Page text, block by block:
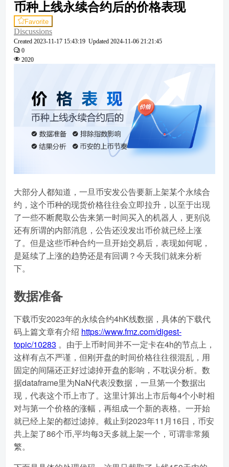
币种上线永续合约后的价格表现
Favorite
Discussions
Created 2023-11-17 15:43:19 Updated 2024-11-06 21:21:45
0
2020
大部分人都知道，一旦币安发公告要新上架某个永续合
约，这个币种的现货价格往往会立即拉升，以至于出现
了一些不断爬取公告来第一时间买入的机器人，更别说
还有所谓的内部消息，公告还没发出币价就已经上涨
了。但是这些币种合约一旦开始交易后，表现如何呢，
是延续了上涨的趋势还是有回调？今天我们就来分析
下。
数据准备
下载币安2023年的永续合约4hK线数据，具体的下载代
码上篇文章有介绍 https://www.fmz.com/digest-
topic/10283 。由于上币时间并不一定卡在4h的节点上，
这样有点不严谨，但刚开盘的时间价格往往很混乱，用
固定的间隔还正好过滤掉开盘的影响，不耽误分析。数
据dataframe里为NaN代表没数据，一旦第一个数据出
现，代表这个币上市了。这里计算出上市后每4个小时相
对与第一个价格的涨幅，再组成一个新的表格。一开始
就已经上架的都过滤掉。截止到2023年11月16日，币安
共上架了86个币,平均每3天多就上架一个，可谓非常频
繁。